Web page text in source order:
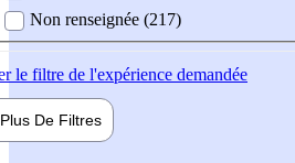
Non renseignée (217)
le filtre de l'expérience demandée
Plus De Filtres